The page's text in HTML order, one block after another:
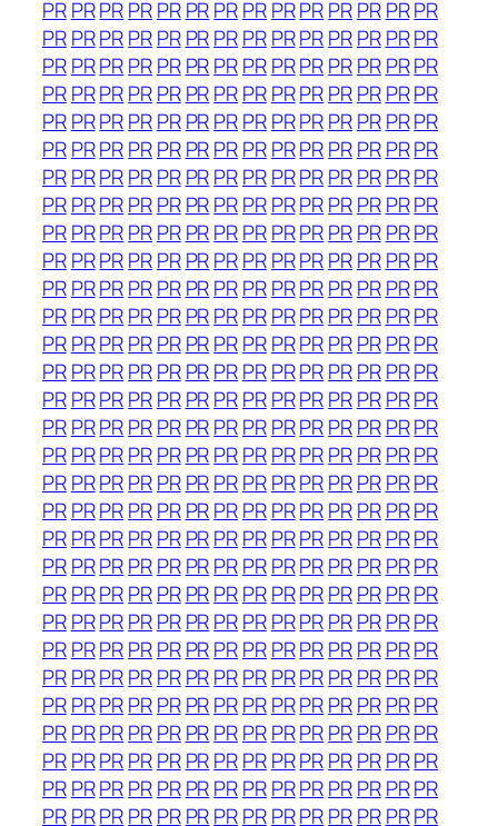
PRPRPRPRPR PRPRPRPRPRPRPR PRPR
PRPRPRPRPR PRPRPRPRPRPRPR PRPR
PRPRPRPRPR PRPRPRPRPRPRPR PRPR
PRPRPRPRPR PRPRPRPRPRPRPR PRPR
PRPRPRPRPR PRPRPRPRPRPRPR PRPR
PRPRPRPRPR PRPRPRPRPRPRPR PRPR
PRPRPRPRPR PRPRPRPRPRPRPR PRPR
PRPRPRPRPR PRPRPRPRPRPRPR PRPR
PRPRPRPRPR PRPRPRPRPRPRPR PRPR
PRPRPRPRPR PRPRPRPRPRPRPR PRPR
PRPRPRPRPR PRPRPRPRPRPRPR PRPR
PRPRPRPRPR PRPRPRPRPRPRPR PRPR
PRPRPRPRPR PRPRPRPRPRPRPR PRPR
PRPRPRPRPR PRPRPRPRPRPRPR PRPR
PRPRPRPRPR PRPRPRPRPRPRPR PRPR
PRPRPRPRPR PRPRPRPRPRPRPR PRPR
PRPRPRPRPR PRPRPRPRPRPRPR PRPR
PRPRPRPRPR PRPRPRPRPRPRPR PRPR
PRPRPRPRPR PRPRPRPRPRPRPR PRPR
PRPRPRPRPR PRPRPRPRPRPRPR PRPR
PRPRPRPRPR PRPRPRPRPRPRPR PRPR
PRPRPRPRPR PRPRPRPRPRPRPR PRPR
PRPRPRPRPR PRPRPRPRPRPRPR PRPR
PRPRPRPRPR PRPRPRPRPRPRPR PRPR
PRPRPRPRPR PRPRPRPRPRPRPR PRPR
PRPRPRPRPR PRPRPRPRPRPRPR PRPR
PRPRPRPRPR PRPRPRPRPRPRPR PRPR
PRPRPRPRPR PRPRPRPRPRPRPR PRPR
PRPRPRPRPR PRPRPRPRPRPRPR PRPR
PRPRPRPRPR PRPRPRPRPRPRPR PRPR